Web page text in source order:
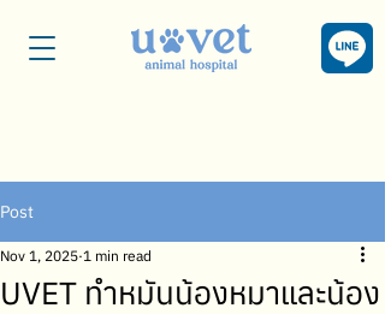
Post
UVET ทำหมันน้องหมาและน้อง
Nov 1, 2025 1 min read